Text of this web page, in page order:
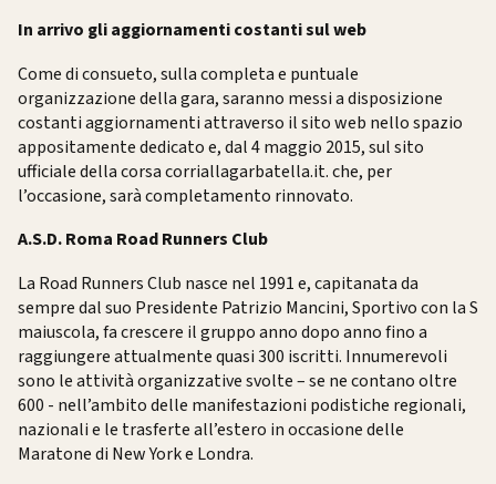
In arrivo gli aggiornamenti costanti sul web
Come di consueto, sulla completa e puntuale
organizzazione della gara, saranno messi a disposizione
costanti aggiornamenti attraverso il sito web nello spazio
appositamente dedicato e, dal 4 maggio 2015, sul sito
ufficiale della corsa corriallagarbatella.it. che, per
l’occasione, sarà completamento rinnovato.
A.S.D. Roma Road Runners Club
La Road Runners Club nasce nel 1991 e, capitanata da
sempre dal suo Presidente Patrizio Mancini, Sportivo con la S
maiuscola, fa crescere il gruppo anno dopo anno fino a
raggiungere attualmente quasi 300 iscritti. Innumerevoli
sono le attività organizzative svolte – se ne contano oltre
600 - nell’ambito delle manifestazioni podistiche regionali,
nazionali e le trasferte all’estero in occasione delle
Maratone di New York e Londra.